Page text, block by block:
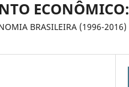
ECONÔMICO:
BRASILEIRA (1996-2016)